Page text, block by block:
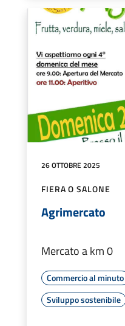
26 OTTOBRE 2025
FIERA O SALONE
Agrimercato
Mercato a km 0
Commercio al minuto
Sviluppo sostenibile